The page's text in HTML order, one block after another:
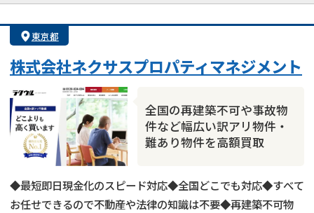
東京都
株式会社ネクサスプロパティマネジメント
全国の再建築不可や事故物
件など幅広い訳アリ物件・
難あり物件を高額買取
◆最短即日現金化のスピード対応◆全国どこでも対応◆すべて
お任せできるので不動産や法律の知識は不要◆再建築不可物